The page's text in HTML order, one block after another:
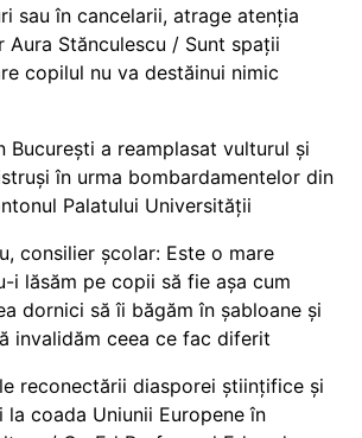
sau în cancelarii, atrage atenția
Aura Stănculescu / Sunt spații
copilul nu va destăinui nimic
București a reamplasat vulturul și
în urma bombardamentelor din
Palatului Universității
consilier școlar: Este o mare
i lăsăm pe copii să fie așa cum
dornici să îi băgăm în șabloane și
invalidăm ceea ce fac diferit
reconectării diasporei științifice și
la coada Uniunii Europene în